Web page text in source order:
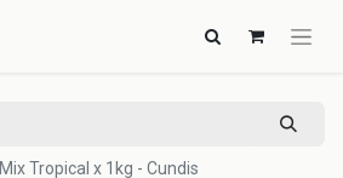
Mix Tropical x 1kg - Cundis